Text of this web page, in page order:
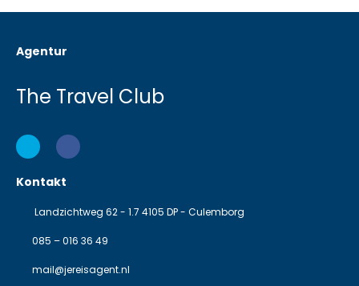
Agentur
The Travel Club
Kontakt
Landzichtweg 62 - 1.7 4105 DP - Culemborg
085 – 016 36 49
mail@jereisagent.nl